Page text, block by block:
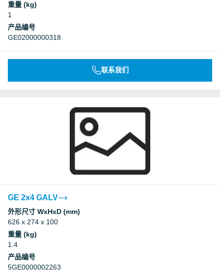
重量 (kg)
1
产品编号
GE02000000318
联系我们
GE 2x4 GALV
外形尺寸 WxHxD (mm)
626 x 274 x 100
重量 (kg)
1.4
产品编号
5GE0000002263